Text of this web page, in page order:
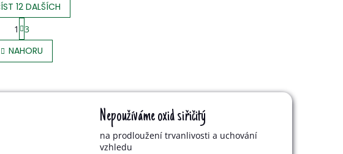
O
V
L
A
12 DALŠÍCH
S
T
R
Á
1 3
NAHORU
Nepoužíváme oxid siřičitý
na prodloužení trvanlivosti a uchování
vzhledu